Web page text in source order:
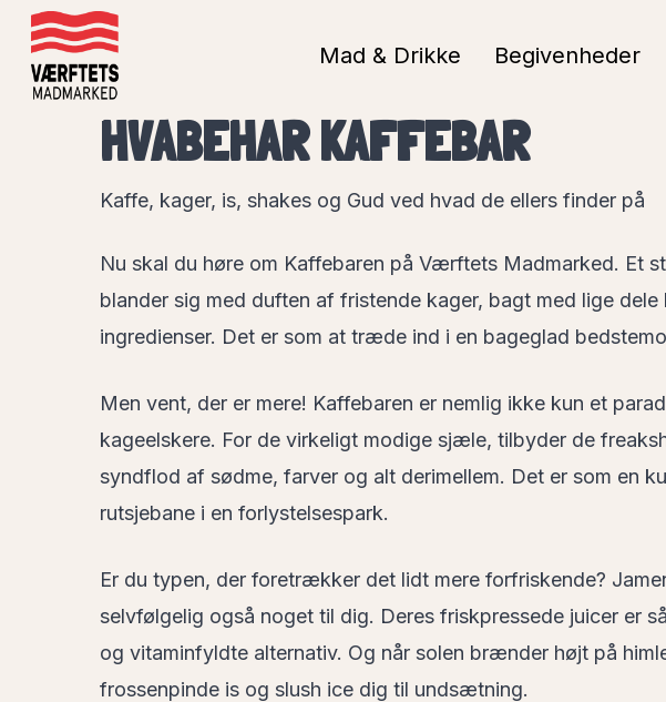
Skip
main
Mad & Drikke Begivenheder
HVABEHAR KAFFEBAR
Kaffe, kager, is, shakes og Gud ved hvad de ellers finder på
Nu skal du høre om Kaffebaren på Værftets Madmarked. Et
blander sig med duften af fristende kager, bagt med lige
ingredienser. Det er som at træde ind i en bageglad
Men vent, der er mere! Kaffebaren er nemlig ikke kun et
kageelskere. For de virkeligt modige sjæle, tilbyder de
syndflod af sødme, farver og alt derimellem. Det er som en
rutsjebane i en forlystelsespark.
Er du typen, der foretrækker det lidt mere forfriskende?
selvfølgelig også noget til dig. Deres friskpressede juicer er
og vitaminfyldte alternativ. Og når solen brænder højt på
frossenpinde is og slush ice dig til undsætning.